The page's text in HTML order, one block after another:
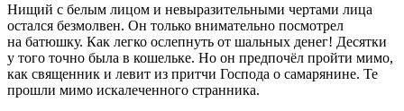
Нищий с белым лицом и невыразительными чертами лица
остался безмолвен. Он только внимательно посмотрел
на батюшку. Как легко ослепнуть от шальных денег! Десятки
у того точно была в кошельке. Но он предпочёл пройти мимо,
как священник и левит из притчи Господа о самарянине. Те
прошли мимо искалеченного странника.